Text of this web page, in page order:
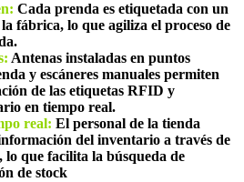
Cada prenda es etiquetada con un
fábrica, lo que agiliza el proceso de
Antenas instaladas en puntos
y escáneres manuales permiten
de las etiquetas RFID y
en tiempo real.
real: El personal de la tienda
del inventario a través de
lo que facilita la búsqueda de
de stock